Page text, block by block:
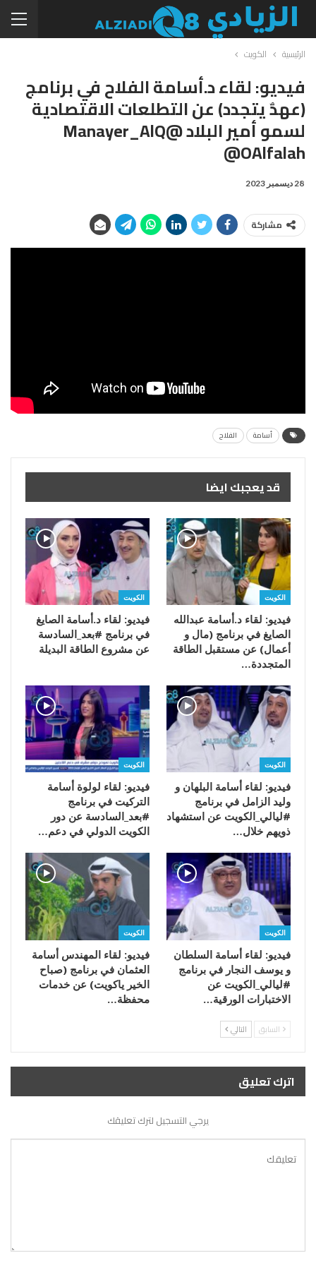
الرئيسية الكويت
فيديو: لقاء د.أسامة الفلاح في برنامج
(عهدٌ يتجدد) عن التطلعات الاقتصادية
لسمو أمير البلاد @Manayer_AlQ
@OAlfalah
28 ديسمبر 2023
مشاركة
أسامة الفلاح
قد يعجبك ايضا
الكويت
فيديو: لقاء د.أسامة عبدالله
الصايغ في برنامج (مال و
أعمال) عن مستقبل الطاقة
المتجددة…
الكويت
فيديو: لقاء د.أسامة الصايغ
في برنامج #بعد_السادسة
عن مشروع الطاقة البديلة
الكويت
فيديو: لقاء أسامة البلهان و
وليد الزامل في برنامج
#ليالي_الكويت عن استشهاد
ذويهم خلال…
الكويت
فيديو: لقاء لولوة أسامة
التركيت في برنامج
#بعد_السادسة عن دور
الكويت الدولي في دعم…
الكويت
فيديو: لقاء أسامة السلطان
و يوسف النجار في برنامج
#ليالي_الكويت عن
الاختبارات الورقية…
الكويت
فيديو: لقاء المهندس أسامة
العثمان في برنامج (صباح
الخير ياكويت) عن خدمات
محفظة…
السابق التالي
اترك تعليق
يرجي التسجيل لترك تعليقك